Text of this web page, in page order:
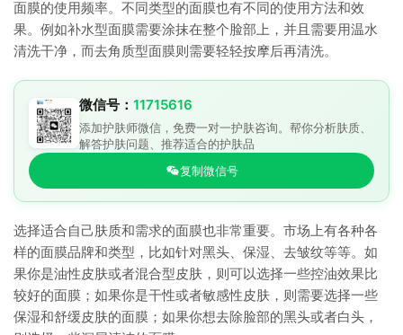
面膜的使用频率。不同类型的面膜也有不同的使用方法和效
果。例如补水型面膜需要涂抹在整个脸部上，并且需要用温水
清洗干净，而去角质型面膜则需要轻轻按摩后再清洗。
微信号： 11715616
添加护肤师微信，免费一对一护肤咨询。帮你分析肤质、
解答护肤问题、推荐适合的护肤品
复制微信号
选择适合自己肤质和需求的面膜也非常重要。市场上有各种各
样的面膜品牌和类型，比如针对黑头、保湿、去皱纹等等。如
果你是油性皮肤或者混合型皮肤，则可以选择一些控油效果比
较好的面膜；如果你是干性或者敏感性皮肤，则需要选择一些
保湿和舒缓皮肤的面膜；如果你想去除脸部的黑头或者白头，